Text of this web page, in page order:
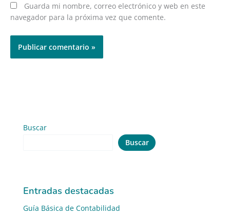
Guarda mi nombre, correo electrónico y web en este
navegador para la próxima vez que comente.
Buscar
Buscar
Entradas destacadas
Guía Básica de Contabilidad